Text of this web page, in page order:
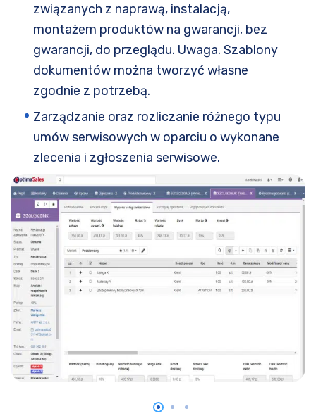
związanych z naprawą, instalacją,
montażem produktów na gwarancji, bez
gwarancji, do przeglądu. Uwaga. Szablony
dokumentów można tworzyć własne
zgodnie z potrzebą.
Zarządzanie oraz rozliczanie różnego typu
umów serwisowych w oparciu o wykonane
zlecenia i zgłoszenia serwisowe.